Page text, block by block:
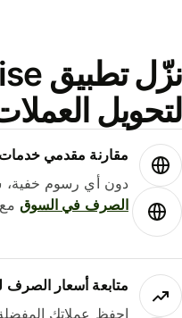
العملات
مقارنة مقدمي خدمات
دون أي رسوم خفية،
الصرف في السوقمع Wise.
متابعة أسعار الصرف
احفظ عملاتك